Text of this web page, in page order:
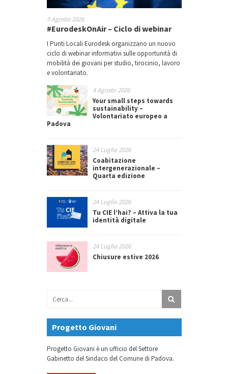
5 Agosto 2026
#EurodeskOnAir – Ciclo di webinar
I Punti Locali Eurodesk organizzano un nuovo
ciclo di webinar informativi sulle opportunità di
mobilità dei giovani per studio, tirocinio, lavoro
e volontariato.
4 Agosto 2026
Your small steps towards
sustainability –
Volontariato europeo a
Padova
24 Luglio 2026
Coabitazione
intergenerazionale –
Quarta edizione
24 Luglio 2026
Tu CIE l’hai? – Attiva la tua
identità digitale
24 Luglio 2026
Chiusure estive 2026
Progetto Giovani
Progetto Giovani è un ufficio del Settore
Gabinetto del Sindaco del Comune di Padova.